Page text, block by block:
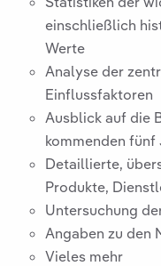
einschließlich
Werte
Analyse der
Einflussfaktoren
Ausblick auf die
kommenden fünf
Detaillierte,
Produkte,
Untersuchung
Angaben zu den
Vieles mehr